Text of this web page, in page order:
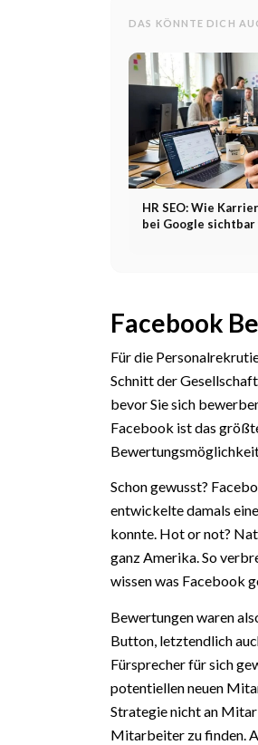
DAS KÖNNTE DICH
HR SEO: Wie
bei Google sichtbar
Facebook
Für die
Schnitt der
bevor Sie sich
Facebook ist das
Schon gewusst?
entwickelte damals
konnte. Hot or not?
ganz Amerika. So
wissen was Facebook
Bewertungen waren
Button, letztendlich
Fürsprecher für sich
potentiellen neuen
Strategie nicht an
Mitarbeiter zu finden.